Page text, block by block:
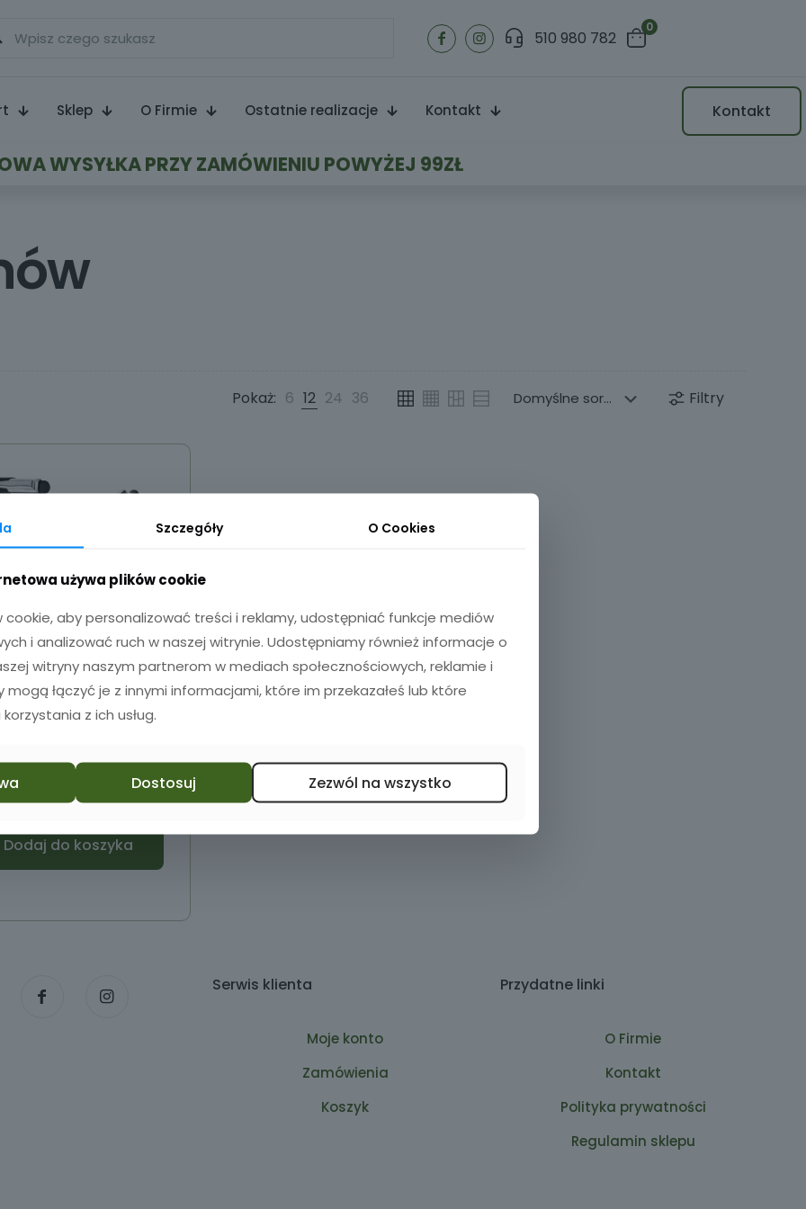
510 980 782
0
Sklep O Firmie Ostatnie realizacje Kontakt Kontakt
WYSYŁKA PRZY ZAMÓWIENIU POWYŻEJ 99ZŁ
Pokaż: 6 12 24 36 Filtry
z grawerem
do ekranów
Dodaj do koszyka
Serwis klienta
Moje konto
Zamówienia
Koszyk
Przydatne linki
O Firmie
Kontakt
Polityka prywatności
Regulamin sklepu
Szczegóły O Cookies
używa plików cookie
cookie, aby personalizować treści i reklamy, udostępniać funkcje mediów
i analizować ruch w naszej witrynie. Udostępniamy również informacje o
witryny naszym partnerom w mediach społecznościowych, reklamie i
mogą łączyć je z innymi informacjami, które im przekazałeś lub które
z ich usług.
Dostosuj Zezwól na wszystko